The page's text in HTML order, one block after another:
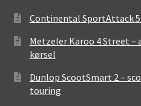
Continental SportAttack
Metzeler Karoo 4 Street
kørsel
Dunlop ScootSmart 2 –
touring